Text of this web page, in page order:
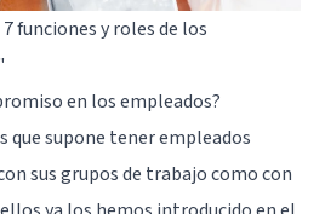
funciones y roles de los
en los empleados?
que supone tener empleados
sus grupos de trabajo como con